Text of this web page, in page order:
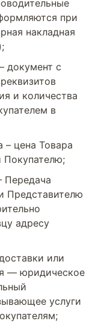
при
накладная
документ с
и количества
в
– цена Товара
Покупателю;
Передача
Представителю
адресу
или
— юридическое
услуги